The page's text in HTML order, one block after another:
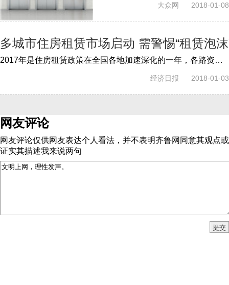
大众网 2018-01-08
多城市住房租赁市场启动 需警惕“租赁泡沫
2017年是住房租赁政策在全国各地加速深化的一年，各路资本密集布局的同时，住房租赁市场也在快速增长。
经济日报 2018-01-03
网友评论
网友评论仅供网友表达个人看法，并不表明齐鲁网同意其观点或
证实其描述我来说两句